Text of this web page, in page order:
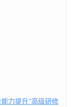
力提升”高级研修